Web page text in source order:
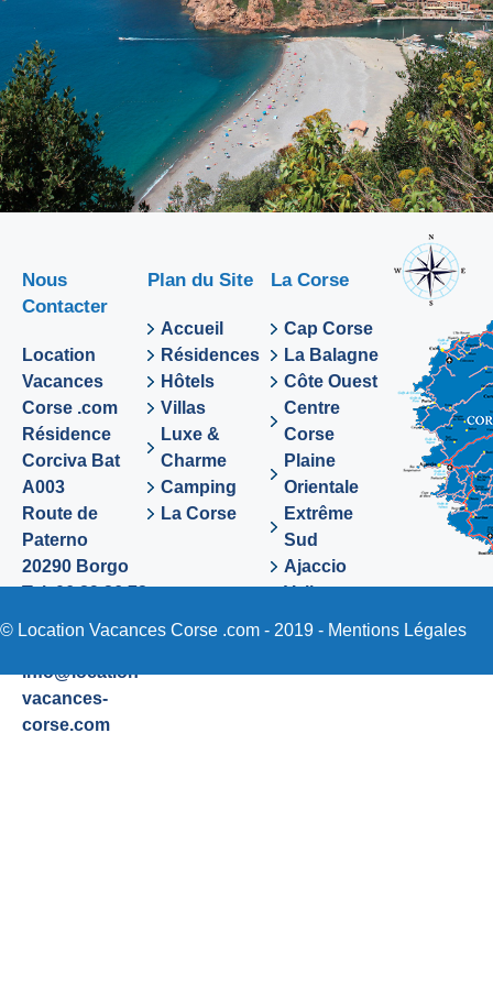
Nous
Contacter
Location
Vacances
Corse .com
Résidence
Corciva Bat
A003
Route de
Paterno
20290 Borgo
Tel. 06 89 36 72
info@location-
vacances-
corse.com
Plan du Site
Accueil
Résidences
Hôtels
Villas
Luxe &
Charme
Camping
La Corse
La Corse
Cap Corse
La Balagne
Côte Ouest
Centre
Corse
Plaine
Orientale
Extrême
Sud
Ajaccio
Valinco
Sartene
© Location Vacances Corse .com - 2019 - Mentions Légales